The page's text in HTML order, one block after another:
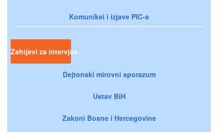
Komunikei i izjave PIC-a
Zahtjevi za intervjue
Dejtonski mirovni sporazum
Ustav BiH
Zakoni Bosne i Hercegovine